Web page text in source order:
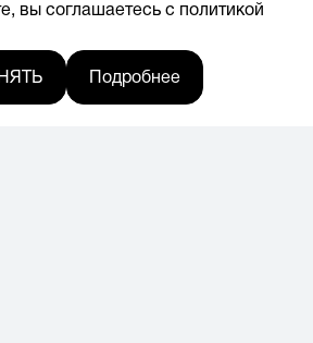
вы соглашаетесь с политикой
Подробнее